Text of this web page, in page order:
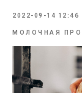
2022-09-14 12:46
МОЛОЧНАЯ